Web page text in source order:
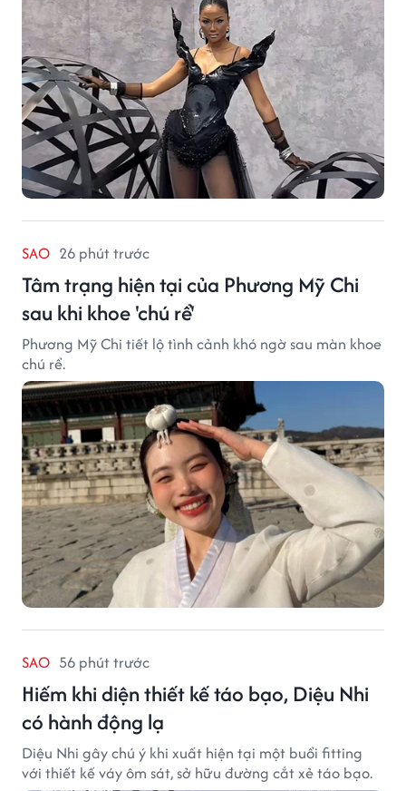
SAO 26 phút trước
Tâm trạng hiện tại của Phương Mỹ Chi
sau khi khoe 'chú rể'
Phương Mỹ Chi tiết lộ tình cảnh khó ngờ sau màn khoe
chú rể.
SAO 56 phút trước
Hiếm khi diện thiết kế táo bạo, Diệu Nhi
có hành động lạ
Diệu Nhi gây chú ý khi xuất hiện tại một buổi fitting
với thiết kế váy ôm sát, sở hữu đường cắt xẻ táo bạo.